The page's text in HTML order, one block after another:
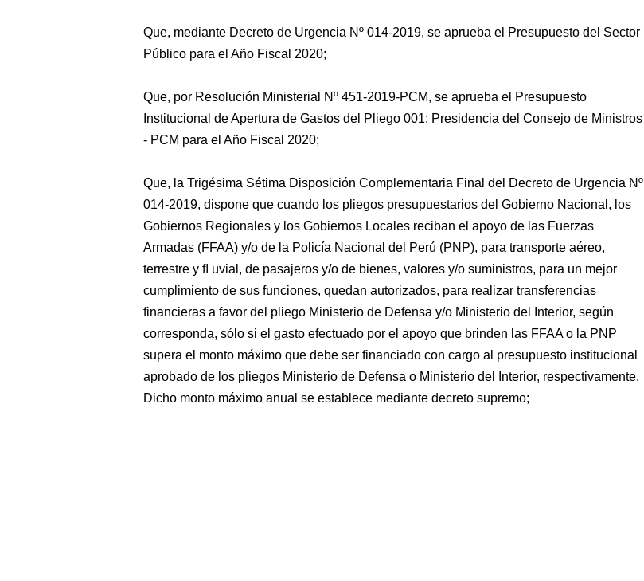
Que, mediante Decreto de Urgencia Nº 014-2019, se aprueba el Presupuesto del Sector
Público para el Año Fiscal 2020;
Que, por Resolución Ministerial Nº 451-2019-PCM, se aprueba el Presupuesto
Institucional de Apertura de Gastos del Pliego 001: Presidencia del Consejo de Ministros
- PCM para el Año Fiscal 2020;
Que, la Trigésima Sétima Disposición Complementaria Final del Decreto de Urgencia Nº
014-2019, dispone que cuando los pliegos presupuestarios del Gobierno Nacional, los
Gobiernos Regionales y los Gobiernos Locales reciban el apoyo de las Fuerzas
Armadas (FFAA) y/o de la Policía Nacional del Perú (PNP), para transporte aéreo,
terrestre y ﬂ uvial, de pasajeros y/o de bienes, valores y/o suministros, para un mejor
cumplimiento de sus funciones, quedan autorizados, para realizar transferencias
financieras a favor del pliego Ministerio de Defensa y/o Ministerio del Interior, según
corresponda, sólo si el gasto efectuado por el apoyo que brinden las FFAA o la PNP
supera el monto máximo que debe ser financiado con cargo al presupuesto institucional
aprobado de los pliegos Ministerio de Defensa o Ministerio del Interior, respectivamente.
Dicho monto máximo anual se establece mediante decreto supremo;